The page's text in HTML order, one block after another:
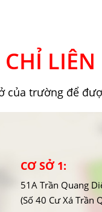
LIÊN
của trường để
CƠ SỞ 1:
51A Trần Quang
(Số 40 Cư Xá Trần